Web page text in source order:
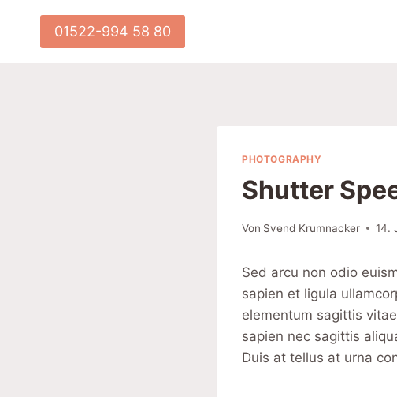
springen
01522-994 58 80
PHOTOGRAPHY
Shutter
Von Svend Krumnacker 14.
Sed arcu non odio
sapien et ligula
elementum sagittis
sapien nec sagittis
Duis at tellus at urna